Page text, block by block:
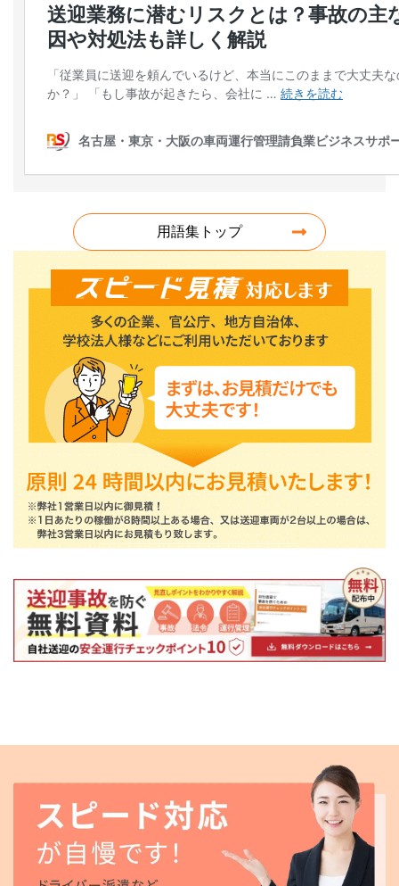
用語集トップ